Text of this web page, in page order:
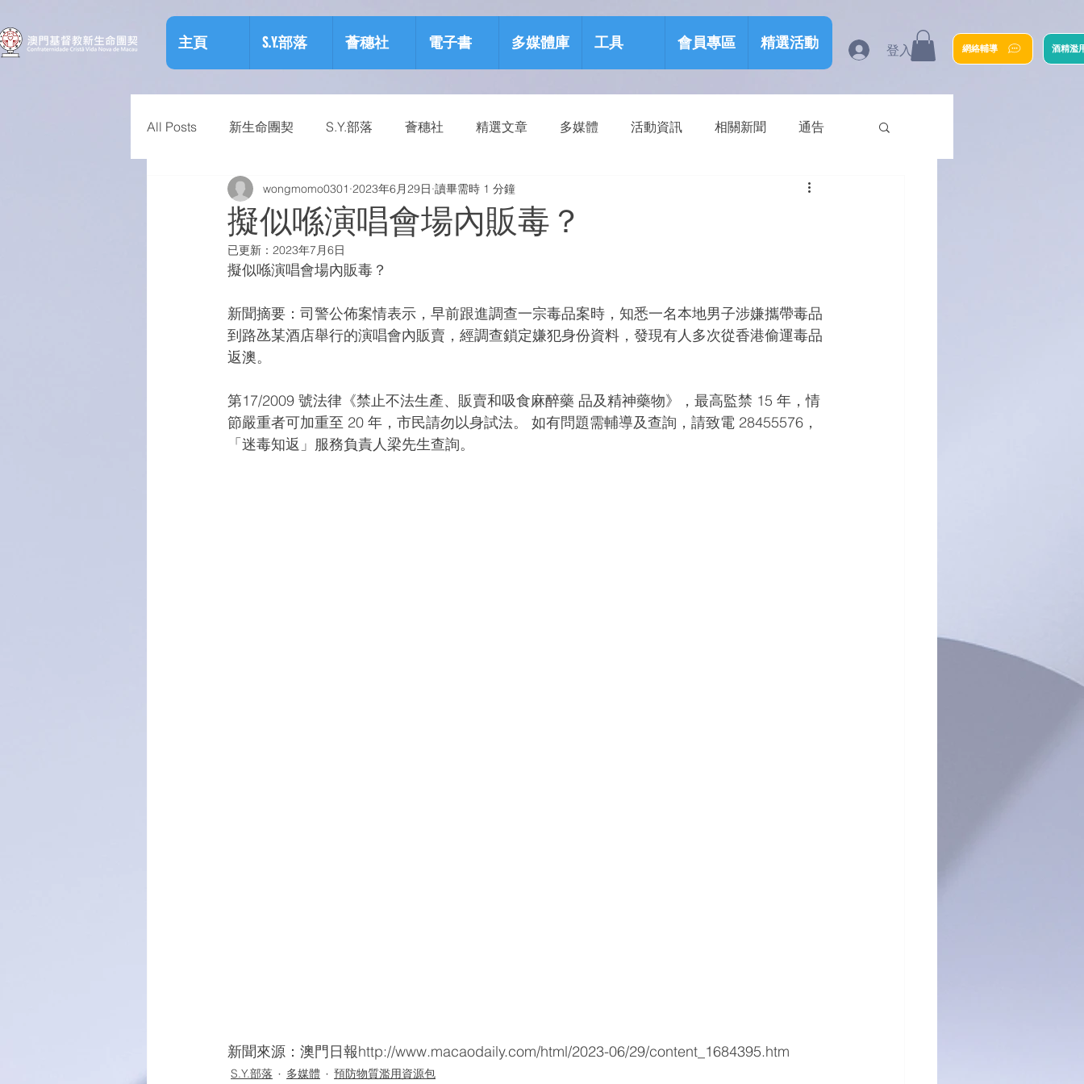
主頁 S.Y.部落 薈穗社 電子書 多媒體庫 工具 會員專區 精選活動 登入 網絡輔導 酒精濫
All Posts 新生命團契 S.Y.部落 薈穗社 精選文章 多媒體 活動資訊 相關新聞 通告
相關資訊 預防物質濫用資源包 健康生活
擬似喺演唱會場內販毒？
wongmomo0301 2023年6月29日 讀畢需時 1 分鐘
已更新： 2023年7月6日
擬似喺演唱會場內販毒？
新聞摘要：司警公佈案情表示，早前跟進調查一宗毒品案時，知悉一名本地男子涉嫌攜帶毒品
到路氹某酒店舉行的演唱會內販賣，經調查鎖定嫌犯身份資料，發現有人多次從香港偷運毒品
返澳。
第17/2009 號法律《禁止不法生產、販賣和吸食麻醉藥 品及精神藥物》，最高監禁 15 年，情
節嚴重者可加重至 20 年，市民請勿以身試法。 如有問題需輔導及查詢，請致電 28455576，
「迷毒知返」服務負責人梁先生查詢。
新聞來源：澳門日報http://www.macaodaily.com/html/2023-06/29/content_1684395.htm
S.Y.部落 多媒體 預防物質濫用資源包